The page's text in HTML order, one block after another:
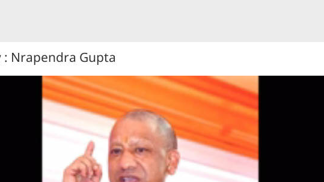
: Nrapendra Gupta